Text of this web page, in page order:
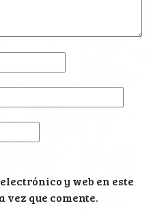
y web en este
que comente.